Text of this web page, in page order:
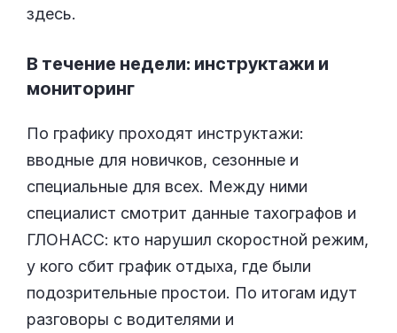
здесь.
В течение недели: инструктажи и
мониторинг
По графику проходят инструктажи:
вводные для новичков, сезонные и
специальные для всех. Между ними
специалист смотрит данные тахографов и
ГЛОНАСС: кто нарушил скоростной режим,
у кого сбит график отдыха, где были
подозрительные простои. По итогам идут
разговоры с водителями и